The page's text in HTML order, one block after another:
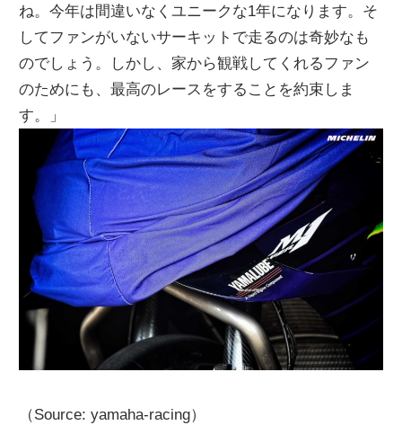
ね。今年は間違いなくユニークな1年になります。そ
してファンがいないサーキットで走るのは奇妙なも
のでしょう。しかし、家から観戦してくれるファン
のためにも、最高のレースをすることを約束しま
す。」
（Source: yamaha-racing）